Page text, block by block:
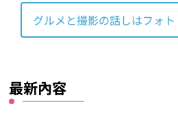
グルメと撮影の話しはフォ
最新內容